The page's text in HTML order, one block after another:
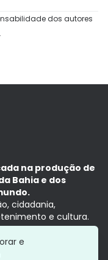
dos autores
na produção de
Bahia e dos
cidadania,
e cultura.
tempo presente,
e